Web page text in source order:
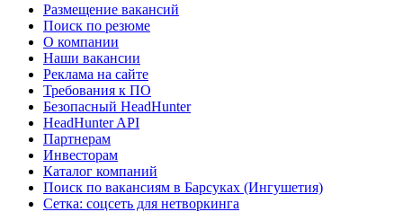
Размещение вакансий
Поиск по резюме
О компании
Наши вакансии
Реклама на сайте
Требования к ПО
Безопасный HeadHunter
HeadHunter API
Партнерам
Инвесторам
Каталог компаний
Поиск по вакансиям в Барсуках (Ингушетия)
Сетка: соцсеть для нетворкинга